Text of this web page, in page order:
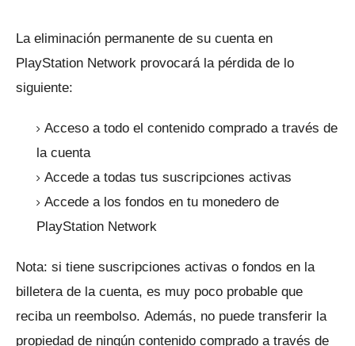
La eliminación permanente de su cuenta en
PlayStation Network provocará la pérdida de lo
siguiente:
Acceso a todo el contenido comprado a través de
la cuenta
Accede a todas tus suscripciones activas
Accede a los fondos en tu monedero de
PlayStation Network
Nota: si tiene suscripciones activas o fondos en la
billetera de la cuenta, es muy poco probable que
reciba un reembolso. Además, no puede transferir la
propiedad de ningún contenido comprado a través de